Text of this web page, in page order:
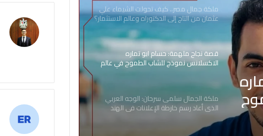
ملكة جمال مصر.. كيف تحولت الشيماء علي
عثمان من التاج إلى الدكتوراه وعالم الاستثمار؟
قصة نجاح ملهمة: حسام ابو تماره
الاكسلانس نموذج للشاب الطموح في عالم
ملكة الجمال سلمى سرحان: الوجه العربي
الذي أعاد رسم خارطة الإعلانات في الهند